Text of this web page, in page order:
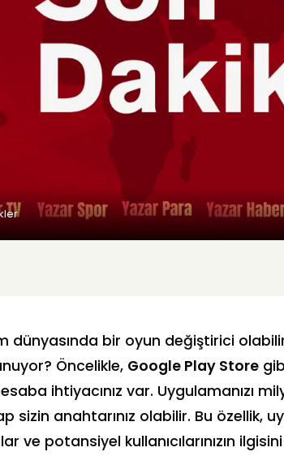
dünyasında bir oyun değiştirici
Öncelikle, Google Play Store
ihtiyacınız var. Uygulamanızı
sizin anahtarınız olabilir. Bu özellik,
ve potansiyel kullanıcılarınızın